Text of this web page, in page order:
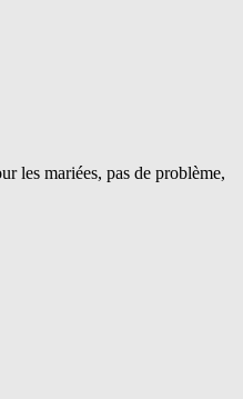
les mariées, pas de problème,